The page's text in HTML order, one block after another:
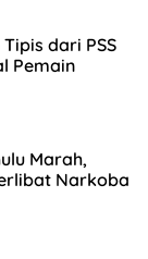
dari PSS
Pemain
Marah,
Narkoba